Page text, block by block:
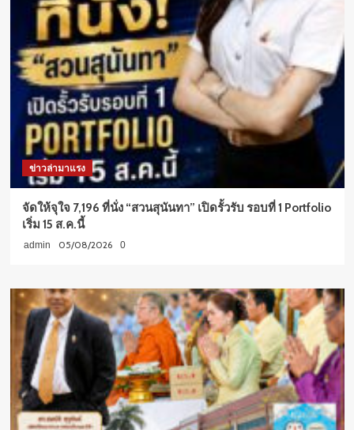
ข่าวล่ามาแรง
จัดให้จุใจ 7,196 ที่นั่ง “สวนสุนันทา” เปิดรั้วรับ รอบที่ 1 Portfolio
เริ่ม 15 ส.ค.นี้
admin 05/08/2026 0